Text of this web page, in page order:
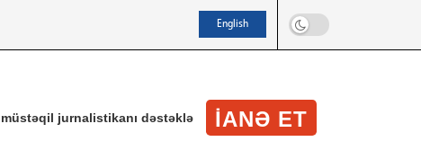
English
müstəqil jurnalistikanı dəstəklə IANƏ ET